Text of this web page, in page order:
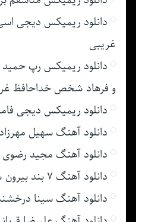
دانلود ریمیکس دیجی
غریبی
دانلود ریمیکس رپ
و فرهاد شخص خداحافظ
دانلود ریمیکس دیجی
دانلود آهنگ سهیل
دانلود آهنگ مجید رضوی
دانلود آهنگ ۷ بند بیرون شهر
دانلود آهنگ سینا